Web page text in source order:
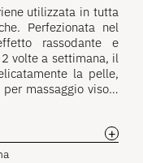
utilizzata in tutta
Perfezionata nel
rassodante e
volte a settimana, il
la pelle,
massaggio viso…
+